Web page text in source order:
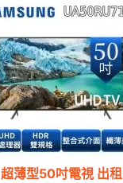
超薄型50吋電視 出租